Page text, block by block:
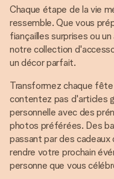
Chaque étape de la vie
ressemble. Que vous
fiançailles surprises ou
notre collection
un décor parfait.
Transformez chaque
contentez pas d'articles
personnelle avec des
photos préférées. Des
passant par des
rendre votre prochain
personne que vous